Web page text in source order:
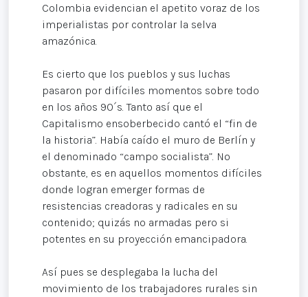
Colombia evidencian el apetito voraz de los
imperialistas por controlar la selva
amazónica.
Es cierto que los pueblos y sus luchas
pasaron por difíciles momentos sobre todo
en los años 90´s. Tanto así que el
Capitalismo ensoberbecido cantó el “fin de
la historia”. Había caído el muro de Berlín y
el denominado “campo socialista”. No
obstante, es en aquellos momentos difíciles
donde logran emerger formas de
resistencias creadoras y radicales en su
contenido; quizás no armadas pero si
potentes en su proyección emancipadora.
Así pues se desplegaba la lucha del
movimiento de los trabajadores rurales sin